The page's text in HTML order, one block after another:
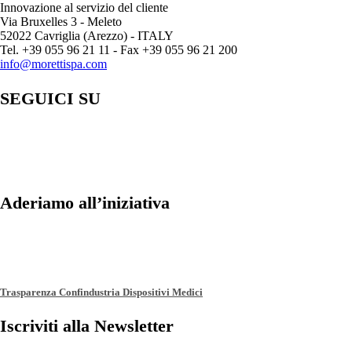
Innovazione al servizio del cliente
Via Bruxelles 3 - Meleto
52022 Cavriglia (Arezzo) - ITALY
Tel. +39 055 96 21 11 - Fax +39 055 96 21 200
info@morettispa.com
SEGUICI SU
Aderiamo all’iniziativa
Trasparenza Confindustria Dispositivi Medici
Iscriviti alla Newsletter